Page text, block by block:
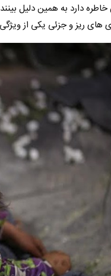
خاطره دارد به همین دلیل
های ریز و جزئی یکی از